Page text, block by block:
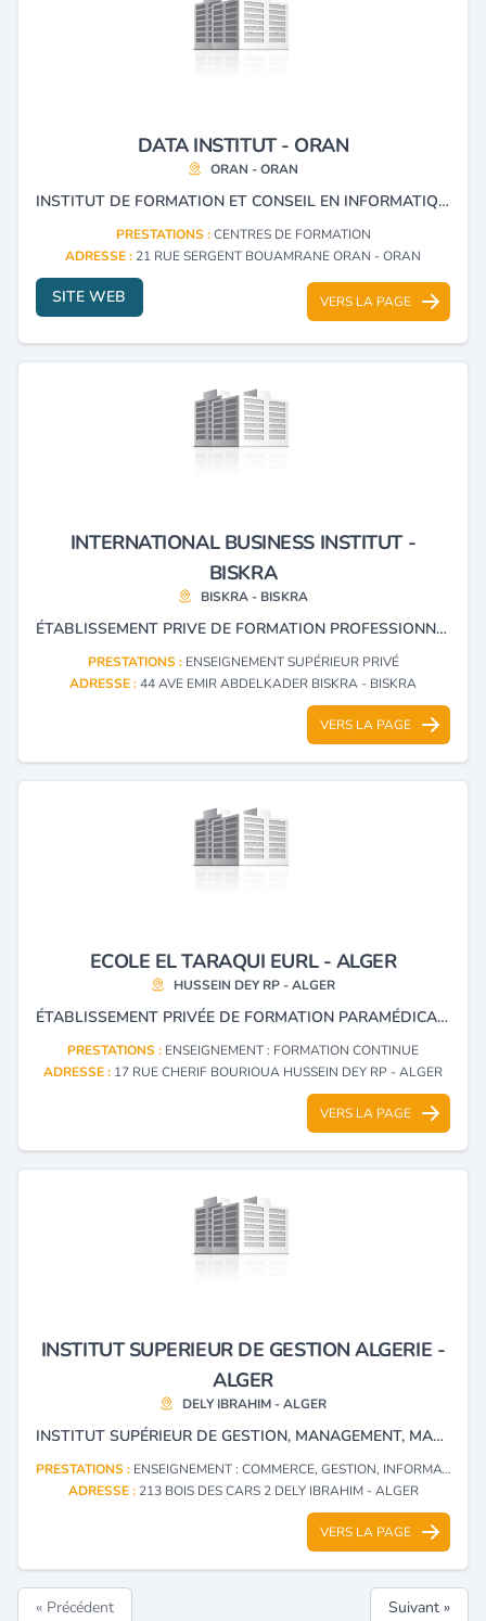
DATA INSTITUT - ORAN
ORAN - ORAN
INSTITUT DE FORMATION ET CONSEIL EN INFORMATIQUE, EXPERTISE EN TECHNOLOGIE, BUREAUTIQUE, INFOGRAPHIE, SECRÉTARIAT ET WEB DESIGN MAINTENANCE.
PRESTATIONS :CENTRES DE FORMATION
ADRESSE : 21 RUE SERGENT BOUAMRANE ORAN - ORAN
SITE WEB VERS LA PAGE
INTERNATIONAL BUSINESS INSTITUT -
BISKRA
BISKRA - BISKRA
ÉTABLISSEMENT PRIVE DE FORMATION PROFESSIONNELLE ET ENSEIGNEMENT SPÉCIALISÉ DANS L'HYGIÈNE, SÉCURITÉ ET INFORMATIQUE, DÉCLARENT EN DOUANE, AGENT SÉCURITÉ, HSE.
PRESTATIONS : ENSEIGNEMENT SUPÉRIEUR PRIVÉ
ADRESSE :44 AVE EMIR ABDELKADER BISKRA - BISKRA
VERS LA PAGE
ECOLE EL TARAQUI EURL - ALGER
HUSSEIN DEY RP - ALGER
ÉTABLISSEMENT PRIVÉE DE FORMATION PARAMÉDICALE.
PRESTATIONS : ENSEIGNEMENT : FORMATION CONTINUE
ADRESSE : 17 RUE CHERIF BOURIOUA HUSSEIN DEY RP - ALGER
VERS LA PAGE
INSTITUT SUPERIEUR DE GESTION ALGERIE -
ALGER
DELY IBRAHIM - ALGER
INSTITUT SUPÉRIEUR DE GESTION, MANAGEMENT, MARKETING INFORMATIQUE, COMPTABILITÉ ET FINANCE, RESSOURCES HUMAINES, COMMUNICATION, TOURISME ET HÔTELLERIE, COURS DE LANGUES, LOGISTIQUE ET COMMUNICATION DIGITALE.
PRESTATIONS : ENSEIGNEMENT : COMMERCE, GESTION, INFORMATIQUE
ADRESSE : 213 BOIS DES CARS 2 DELY IBRAHIM - ALGER
VERS LA PAGE
« Précédent Suivant »